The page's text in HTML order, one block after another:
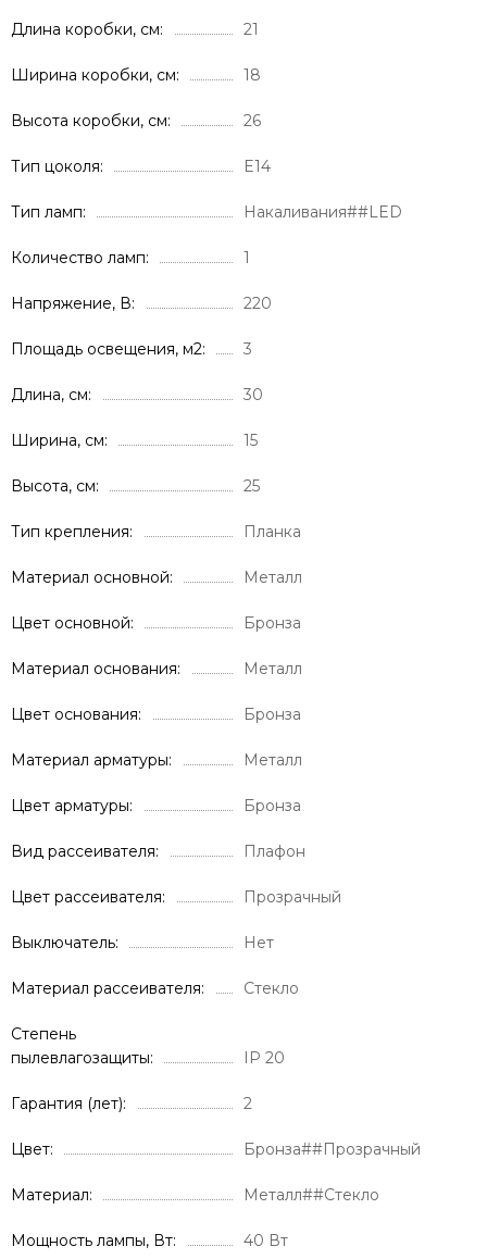
Длина коробки, см 21
Ширина коробки, см 18
Высота коробки, см 26
Тип цоколя E14
Тип ламп Накаливания##LED
Количество ламп 1
Напряжение, В 220
Площадь освещения, м2 3
Длина, см 30
Ширина, см 15
Высота, см 25
Тип крепления Планка
Материал основной Металл
Цвет основной Бронза
Материал основания Металл
Цвет основания Бронза
Материал арматуры Металл
Цвет арматуры Бронза
Вид рассеивателя Плафон
Цвет рассеивателя Прозрачный
Выключатель Нет
Материал рассеивателя Стекло
Степень
пылевлагозащиты
IP 20
Гарантия (лет) 2
Цвет Бронза##Прозрачный
Материал Металл##Стекло
Мощность лампы, Вт 40 Вт